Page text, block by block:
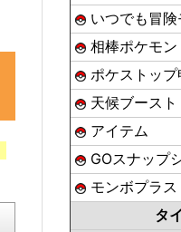
いつでも冒険
相棒ポケモン
ポケストッ
天候ブースト
アイテム
GOスナップ
モンボプラ
タ